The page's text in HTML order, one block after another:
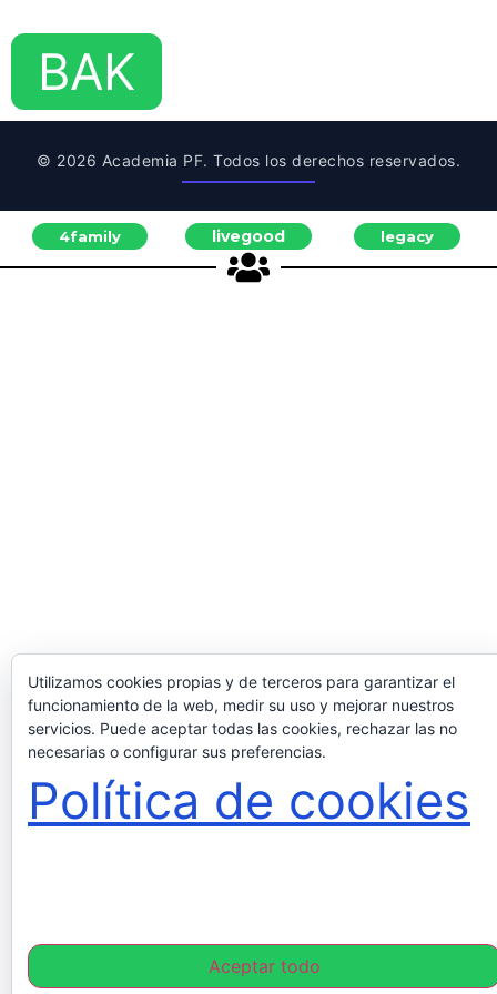
BAK
© 2026 Academia PF. Todos los derechos reservados.
4family livegood legacy
Utilizamos cookies propias y de terceros para garantizar el
funcionamiento de la web, medir su uso y mejorar nuestros
servicios. Puede aceptar todas las cookies, rechazar las no
necesarias o configurar sus preferencias.
Política de cookies
Aceptar todo